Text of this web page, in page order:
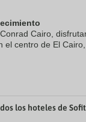
Cairo,
el centro de El
...
los hoteles de